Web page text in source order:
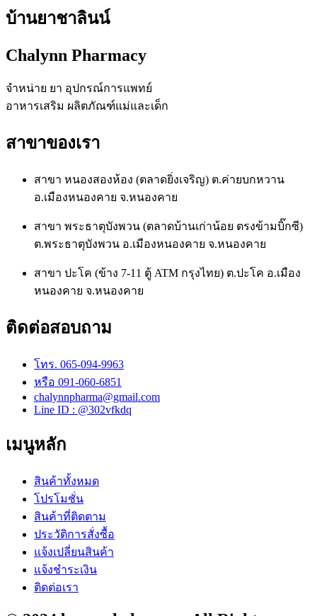
บ้านยาชาลินน์
Chalynn Pharmacy
จำหน่าย ยา อุปกรณ์การแพทย์
อาหารเสริม ผลิตภัณฑ์แม่และเด็ก
สาขาของเรา
สาขา หนองสองห้อง (ตลาดยิ่งเจริญ) ต.ค่ายบกหวาน
อ.เมืองหนองคาย จ.หนองคาย
สาขา พระธาตุบังพวน (ตลาดบ้านเก่าน้อย ตรงข้ามบิ๊กซี)
ต.พระธาตุบังพวน อ.เมืองหนองคาย จ.หนองคาย
สาขา ปะโค (ข้าง 7-11 ตู้ ATM กรุงไทย) ต.ปะโค อ.เมือง
หนองคาย จ.หนองคาย
ติดต่อสอบถาม
โทร. 065-094-9963
หรือ 091-060-6851
chalynnpharma@gmail.com
Line ID : @302vfkdq
เมนูหลัก
สินค้าทั้งหมด
โปรโมชั่น
สินค้าที่ติดตาม
ประวัติการสั่งซื้อ
แจ้งเปลี่ยนสินค้า
แจ้งชำระเงิน
ติดต่อเรา